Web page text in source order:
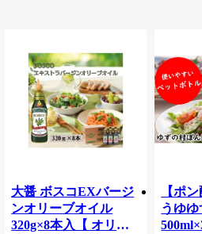
大醤 ボスコEXバージ
ンオリーブオイル
320g×8本入【 オリー
【ポ
うゆ